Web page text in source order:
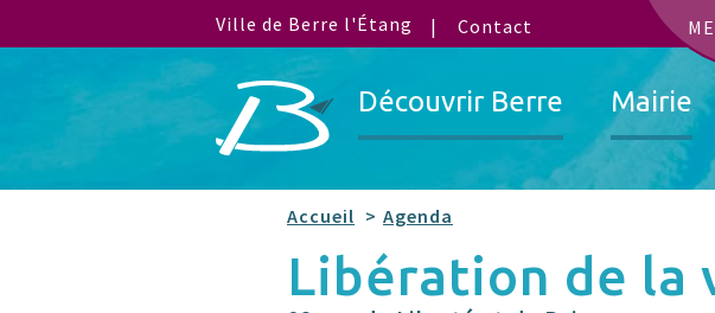
Ville de Berre l'Étang Contact
Découvrir Berre Mairie
Accueil Agenda
Libération de la